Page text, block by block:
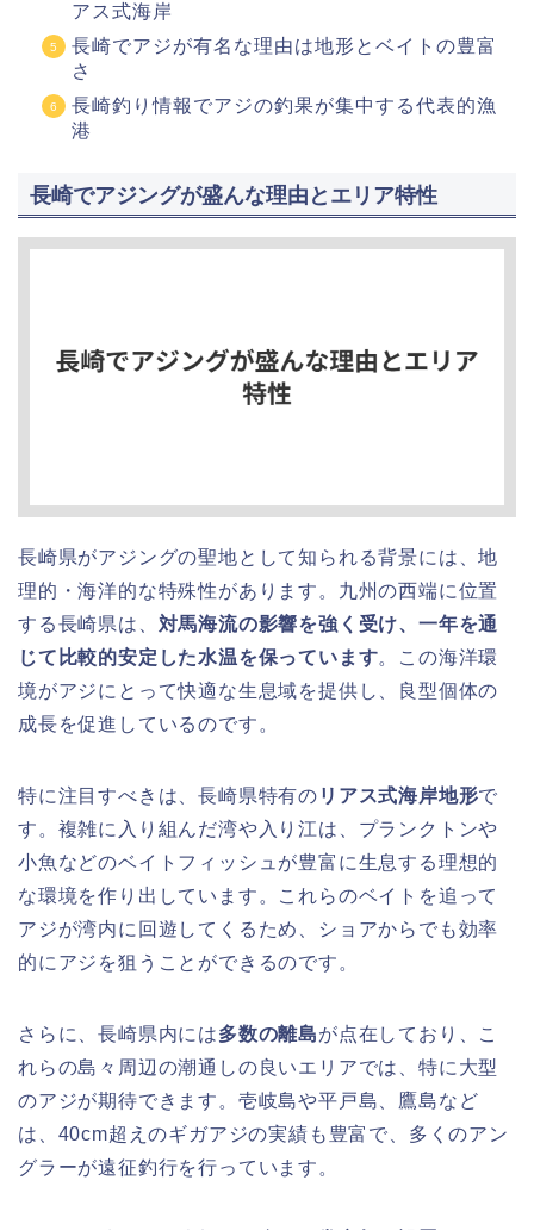
アス式海岸
長崎でアジが有名な理由は地形とベイトの豊富
さ
長崎釣り情報でアジの釣果が集中する代表的漁
港
長崎でアジングが盛んな理由とエリア特性
長崎県がアジングの聖地として知られる背景には、地
理的・海洋的な特殊性があります。九州の西端に位置
する長崎県は、 対馬海流の影響を強く受け、一年を通
じて比較的安定した水温を保っています。この海洋環
境がアジにとって快適な生息域を提供し、良型個体の
成長を促進しているのです。
特に注目すべきは、長崎県特有の リアス式海岸地形で
す。複雑に入り組んだ湾や入り江は、プランクトンや
小魚などのベイトフィッシュが豊富に生息する理想的
な環境を作り出しています。これらのベイトを追って
アジが湾内に回遊してくるため、ショアからでも効率
的にアジを狙うことができるのです。
さらに、長崎県内には多数の離島が点在しており、こ
れらの島々周辺の潮通しの良いエリアでは、特に大型
のアジが期待できます。壱岐島や平戸島、鷹島など
は、40cm超えのギガアジの実績も豊富で、多くのアン
グラーが遠征釣行を行っています。